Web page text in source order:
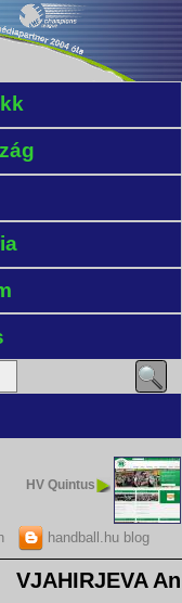
HV Quintus
handball.hu blog
VJAHIRJEVA